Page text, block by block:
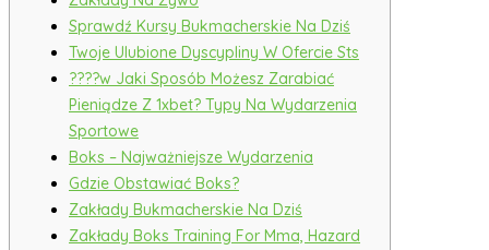
Sprawdź Kursy Bukmacherskie Na Dziś
Twoje Ulubione Dyscypliny W Ofercie Sts
????w Jaki Sposób Możesz Zarabiać
Pieniądze Z 1xbet? Typy Na Wydarzenia
Sportowe
Boks – Najważniejsze Wydarzenia
Gdzie Obstawiać Boks?
Zakłady Bukmacherskie Na Dziś
Zakłady Boks Training For Mma, Hazard